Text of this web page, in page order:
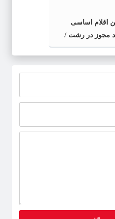
بیش از ۲۰ تن اقلام اساسی
مجوز در رشت /
از ۲ تن اقلام تاریخ مصرف